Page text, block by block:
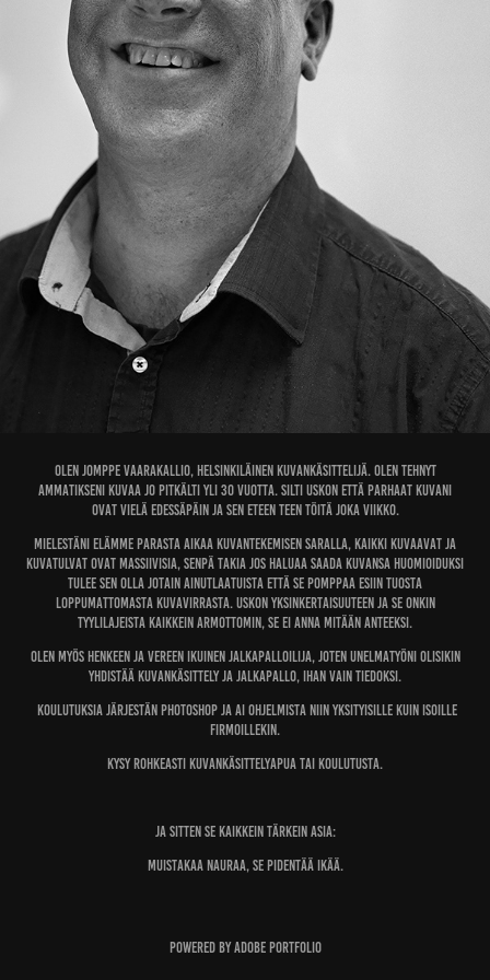
Olen Jomppe Vaarakallio, helsinkiläinen kuvankäsittelijä. Olen tehnyt
ammatikseni kuvaa jo pitkälti yli 30 vuotta. Silti uskon että parhaat kuvani
ovat vielä edessäpäin ja sen eteen teen töitä joka viikko.
Mielestäni elämme parasta aikaa kuvantekemisen saralla, kaikki kuvaavat ja
kuvatulvat ovat massiivisia, senpä takia jos haluaa saada kuvansa huomioiduksi
tulee sen olla jotain ainutlaatuista että se pomppaa esiin tuosta
loppumattomasta kuvavirrasta. Uskon yksinkertaisuuteen ja se onkin
tyylilajeista kaikkein armottomin, se ei anna mitään anteeksi.
Olen myös henkeen ja vereen ikuinen jalkapalloilija, joten unelmatyöni olisikin
yhdistää kuvankäsittely ja jalkapallo, ihan vain tiedoksi.
koulutuksia järjestän Photoshop ja AI ohjelmista niin yksityisille kuin isoille
firmoillekin.
Kysy rohkeasti kuvankäsittelyapua tai koulutusta.
Ja sitten se kaikkein tärkein asia:
Muistakaa nauraa, se pidentää ikää.
Powered byAdobe Portfolio